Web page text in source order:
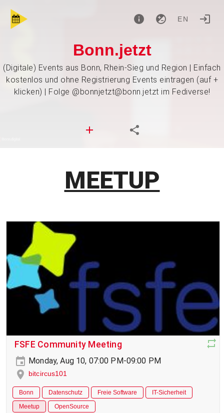
EN
Bonn.jetzt
(Digitale) Events aus Bonn, Rhein-Sieg und Region | Einfach
kostenlos und ohne Registrierung Events eintragen (auf +
klicken) | Folge @bonnjetzt@bonn.jetzt im Fediverse!
MEETUP
FSFE Community Meeting
Monday, Aug 10, 07:00 PM-09:00 PM
bitcircus101
Bonn Datenschutz Freie Software
IT-Sicherheit
Meetup
OpenSource